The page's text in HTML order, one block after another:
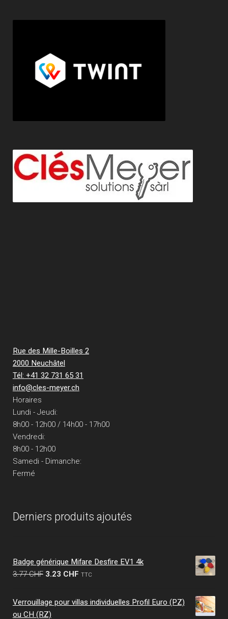
Rue des Mille-Boilles 2
2000 Neuchâtel
Tél: +41 32 731 65 31
info@cles-meyer.ch
Horaires
Lundi - Jeudi:
8h00 - 12h00 / 14h00 - 17h00
Vendredi:
8h00 - 12h00
Samedi - Dimanche:
Fermé
Derniers produits ajoutés
Badge générique Mifare Desfire EV1 4k
3.77CHF Le
était :
3.23 CHFLe
actuel
TTC
Verrouillage pour villas individuelles Profil Euro (PZ)
ou CH (RZ)